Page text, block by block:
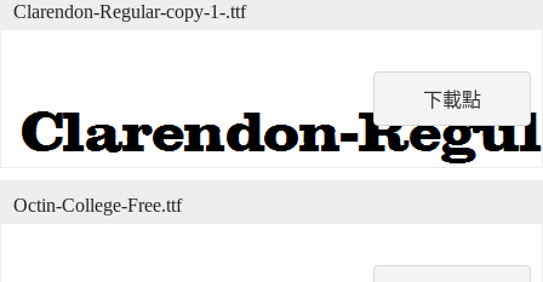
下載點
Clarendon-Regular-copy-1-.ttf
Octin-College-Free.ttf